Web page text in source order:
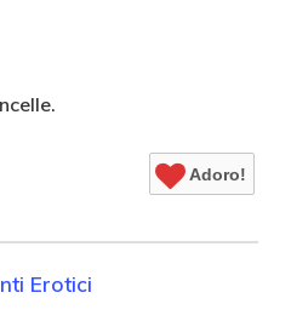
Adoro!
Erotici